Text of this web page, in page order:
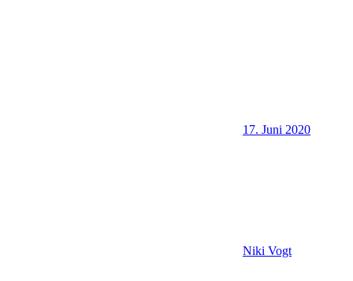
17. Juni 2020
Niki Vogt